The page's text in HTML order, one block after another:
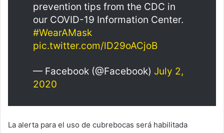
prevention tips from the CDC in
our COVID-19 Information Center.
#WearAMask
pic.twitter.com/lD29oACjoB
— Facebook (@Facebook) July 2,
2020
La alerta para el uso de cubrebocas será habilitada